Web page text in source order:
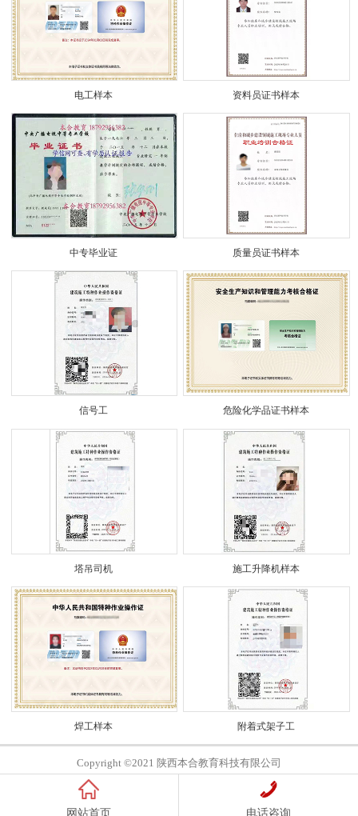
电工样本 资料员证书样本
中专毕业证 质量员证书样本
信号工 危险化学品证书样本
塔吊司机 施工升降机样本
焊工样本 附着式架子工
Copyright ©2021 陕西本合教育科技有限公司
网站首页 电话咨询